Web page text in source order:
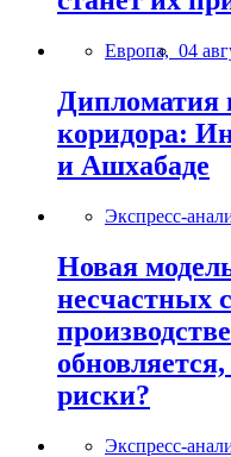
Европа, 04
Дипломатия
коридора:
и Ашхабаде
Экспресс-
Новая
несчастных
риски?
Экспресс-